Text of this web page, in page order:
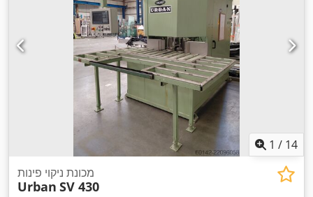
1 / 14
מכונת ניקוי פינות
Urban SV 430